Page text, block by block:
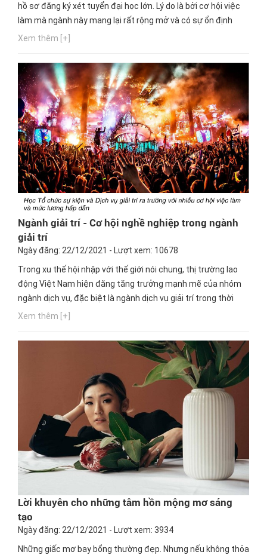
hồ sơ đăng ký xét tuyển đại học lớn. Lý do là bởi cơ hội việc
làm mà ngành này mang lại rất rộng mở và có sự ổn định
trong tương lai. Bạn yêu thích hóa dược nhưng băn khoăn
Hướng nghiệp GPO cập nhật thông tin này nhé!
Xem thêm [+]
Ngành giải trí - Cơ hội nghề nghiệp trong ngành
giải trí
Ngày đăng: 22/12/2021 - Lượt xem: 10678
Trong xu thế hội nhập với thế giới nói chung, thị trường lao
động Việt Nam hiện đăng tăng trưởng mạnh mẽ của nhóm
ngành dịch vụ, đặc biệt là ngành dịch vụ giải trí trong thời
gian gần đây mở ra vô vàn cơ hội nghề nghiệp dành cho các
theo dõi bài viết sau đây để giúp bạn hiểu thêm...
Xem thêm [+]
Lời khuyên cho những tâm hồn mộng mơ sáng
tạo
Ngày đăng: 22/12/2021 - Lượt xem: 3934
Những giấc mơ bay bổng thường đẹp. Nhưng nếu không thỏa